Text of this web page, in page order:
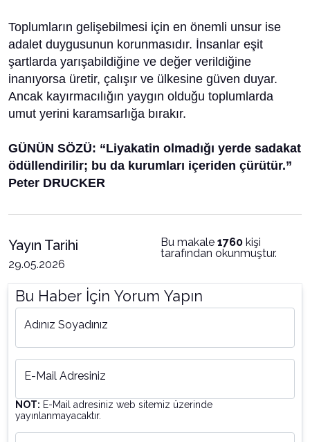
Toplumların gelişebilmesi için en önemli unsur ise
adalet duygusunun korunmasıdır. İnsanlar eşit
şartlarda yarışabildiğine ve değer verildiğine
inanıyorsa üretir, çalışır ve ülkesine güven duyar.
Ancak kayırmacılığın yaygın olduğu toplumlarda
umut yerini karamsarlığa bırakır.
GÜNÜN SÖZÜ: “Liyakatin olmadığı yerde sadakat
ödüllendirilir; bu da kurumları içeriden çürütür.”
Peter DRUCKER
Yayın Tarihi
29.05.2026
Bu makale 1760 kişi
tarafından okunmuştur.
Bu Haber İçin Yorum Yapın
Adınız Soyadınız
E-Mail Adresiniz
NOT: E-Mail adresiniz web sitemiz üzerinde
yayınlanmayacaktır.